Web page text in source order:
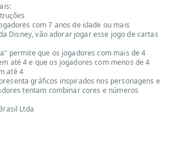
com 7 anos de idade ou mais
Disney, vão adorar jogar esse jogo de cartas
permite que os jogadores com mais de 4
até 4 e que os jogadores com menos de 4
até 4
gráficos inspirados nos personagens e
tentam combinar cores e números
Ltda